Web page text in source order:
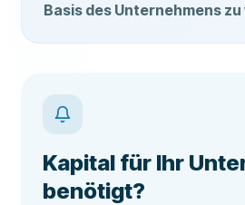
Basis des Unternehmens
Kapital für Ihr
benötigt?